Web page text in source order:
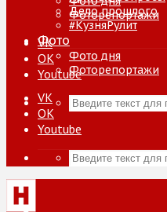
Фоторепортажи
VK
ОК
Youtube
Дело прошлого
#КузняРулит
Фото
Фото дня
Фоторепортажи
VK
ОК
Youtube